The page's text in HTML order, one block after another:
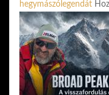
hegymászólegendát